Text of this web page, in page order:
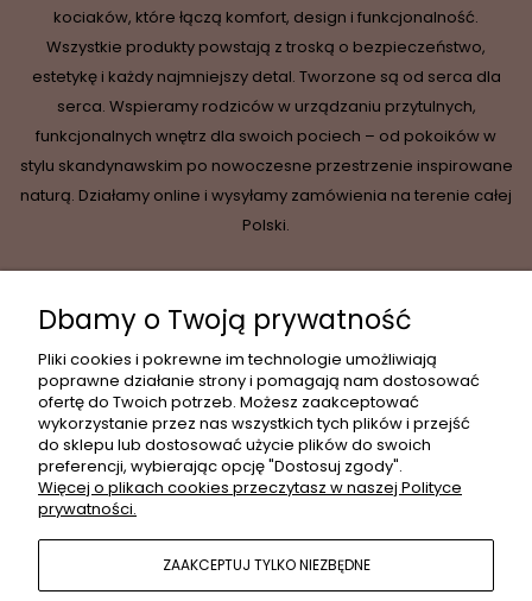
kociaków, które łączą komfort, design i funkcjonalność.
Wszystkie produkty powstają z troską o bezpieczeństwo,
estetykę i każdy najmniejszy detal. Tworzone są od serca dla
serca. Wspieramy rodziców w urządzaniu przytulnych,
funkcjonalnych wnętrz dla swoich pociech – od pokoików w
stylu skandynawskim po nowoczesne przestrzenie inspirowane
naturą. Działamy online i wysyłamy zamówienia na terenie całej
Polski.
INFORMACJE
MOJE KONTO
Dbamy o Twoją prywatność
Pliki cookies i pokrewne im technologie umożliwiają
poprawne działanie strony i pomagają nam dostosować
ofertę do Twoich potrzeb. Możesz zaakceptować
wykorzystanie przez nas wszystkich tych plików i przejść
do sklepu lub dostosować użycie plików do swoich
preferencji, wybierając opcję "Dostosuj zgody".
Więcej o plikach cookies przeczytasz w naszej Polityce
prywatności.
ZAAKCEPTUJ TYLKO NIEZBĘDNE